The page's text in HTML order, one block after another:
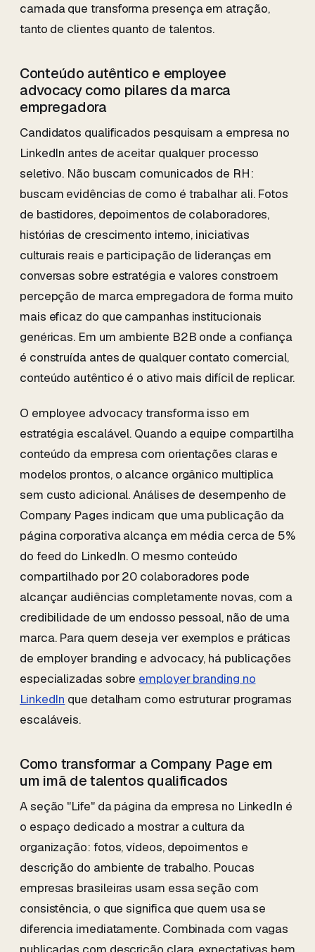
camada que transforma presença em atração,
tanto de clientes quanto de talentos.
Conteúdo autêntico e employee
advocacy como pilares da marca
empregadora
Candidatos qualificados pesquisam a empresa no
LinkedIn antes de aceitar qualquer processo
seletivo. Não buscam comunicados de RH:
buscam evidências de como é trabalhar ali. Fotos
de bastidores, depoimentos de colaboradores,
histórias de crescimento interno, iniciativas
culturais reais e participação de lideranças em
conversas sobre estratégia e valores constroem
percepção de marca empregadora de forma muito
mais eficaz do que campanhas institucionais
genéricas. Em um ambiente B2B onde a confiança
é construída antes de qualquer contato comercial,
conteúdo autêntico é o ativo mais difícil de replicar.
O employee advocacy transforma isso em
estratégia escalável. Quando a equipe compartilha
conteúdo da empresa com orientações claras e
modelos prontos, o alcance orgânico multiplica
sem custo adicional. Análises de desempenho de
Company Pages indicam que uma publicação da
página corporativa alcança em média cerca de 5%
do feed do LinkedIn. O mesmo conteúdo
compartilhado por 20 colaboradores pode
alcançar audiências completamente novas, com a
credibilidade de um endosso pessoal, não de uma
marca. Para quem deseja ver exemplos e práticas
de employer branding e advocacy, há publicações
especializadas sobre employer branding no
LinkedIn que detalham como estruturar programas
escaláveis.
Como transformar a Company Page em
um imã de talentos qualificados
A seção "Life" da página da empresa no LinkedIn é
o espaço dedicado a mostrar a cultura da
organização: fotos, vídeos, depoimentos e
descrição do ambiente de trabalho. Poucas
empresas brasileiras usam essa seção com
consistência, o que significa que quem usa se
diferencia imediatamente. Combinada com vagas